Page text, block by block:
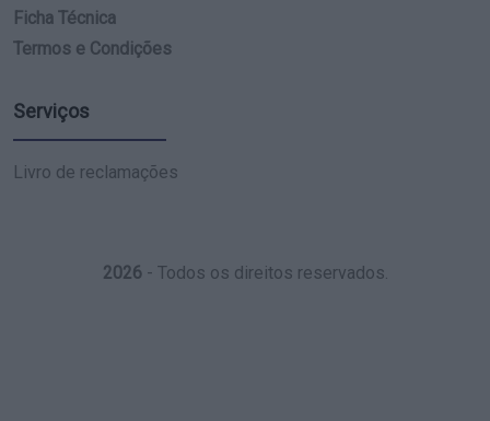
Ficha Técnica
Termos e Condições
Serviços
Livro de reclamações
2026- Todos os direitos reservados.